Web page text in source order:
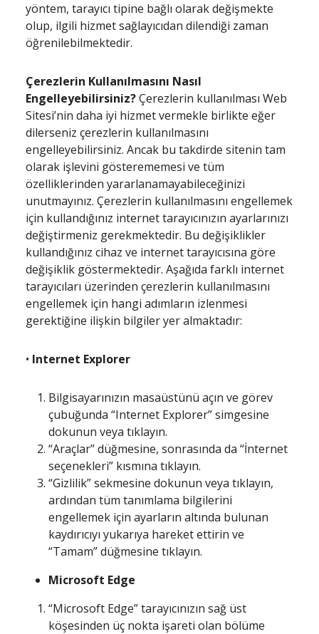
yöntem, tarayıcı tipine bağlı olarak değişmekte
olup, ilgili hizmet sağlayıcıdan dilendiği zaman
öğrenilebilmektedir.
Çerezlerin Kullanılmasını Nasıl
Engelleyebilirsiniz?Çerezlerin kullanılması Web
Sitesi’nin daha iyi hizmet vermekle birlikte eğer
dilerseniz çerezlerin kullanılmasını
engelleyebilirsiniz. Ancak bu takdirde sitenin tam
olarak işlevini gösterememesi ve tüm
özelliklerinden yararlanamayabileceğinizi
unutmayınız. Çerezlerin kullanılmasını engellemek
için kullandığınız internet tarayıcınızın ayarlarınızı
değiştirmeniz gerekmektedir. Bu değişiklikler
kullandığınız cihaz ve internet tarayıcısına göre
değişiklik göstermektedir. Aşağıda farklı internet
tarayıcıları üzerinden çerezlerin kullanılmasını
engellemek için hangi adımların izlenmesi
gerektiğine ilişkin bilgiler yer almaktadır:
• Internet Explorer
Bilgisayarınızın masaüstünü açın ve görev
çubuğunda “Internet Explorer” simgesine
dokunun veya tıklayın.
“Araçlar” düğmesine, sonrasında da “İnternet
seçenekleri” kısmına tıklayın.
“Gizlilik” sekmesine dokunun veya tıklayın,
ardından tüm tanımlama bilgilerini
engellemek için ayarların altında bulunan
kaydırıcıyı yukarıya hareket ettirin ve
“Tamam” düğmesine tıklayın.
Microsoft Edge
“Microsoft Edge” tarayıcınızın sağ üst
köşesinden üç nokta işareti olan bölüme